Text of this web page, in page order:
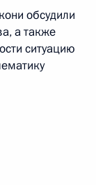
обсудили
а также
ситуацию